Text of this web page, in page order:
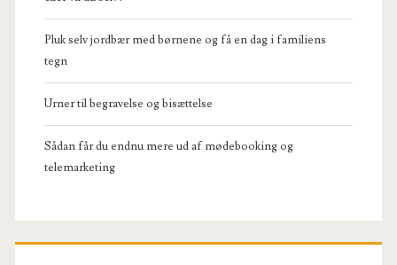
Pluk selv jordbær med børnene og få en dag i familiens
tegn
Urner til begravelse og bisættelse
Sådan får du endnu mere ud af mødebooking og
telemarketing